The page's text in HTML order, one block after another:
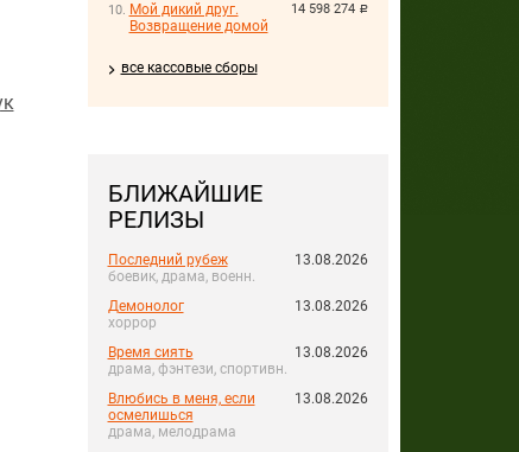
14 598 274 руб.
Мой дикий друг.
Возвращение домой
все кассовые сборы
БЛИЖАЙШИЕ
РЕЛИЗЫ
Последний рубеж
боевик, драма, военн.
13.08.2026
Демонолог
хоррор
13.08.2026
Время сиять
драма, фэнтези, спортивн.
13.08.2026
Влюбись в меня, если
осмелишься
драма, мелодрама
13.08.2026